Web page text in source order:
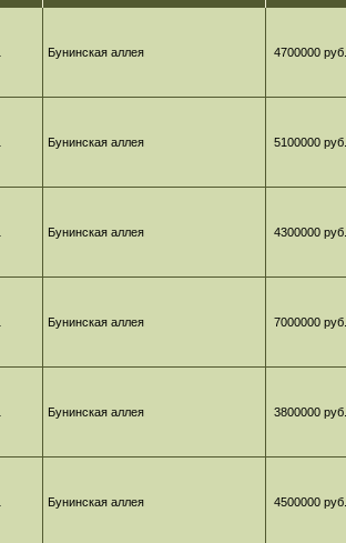
Бунинская аллея 4700000 руб.
Бунинская аллея 5100000 руб.
Бунинская аллея 4300000 руб.
Бунинская аллея 7000000 руб.
Бунинская аллея 3800000 руб.
Бунинская аллея 4500000 руб.